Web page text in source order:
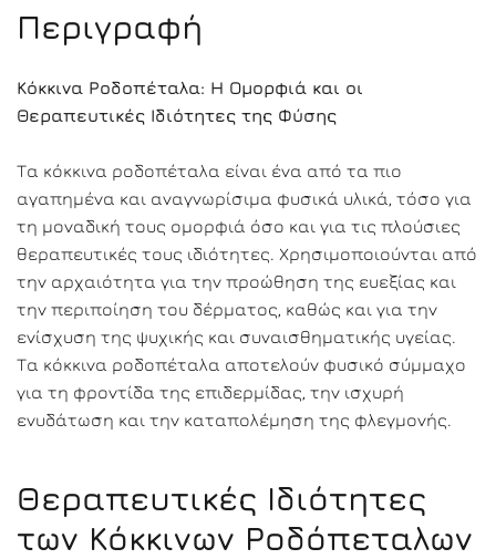
Περιγραφή
Κόκκινα Ροδοπέταλα: Η Ομορφιά και οι
Θεραπευτικές Ιδιότητες της Φύσης
Τα κόκκινα ροδοπέταλα είναι ένα από τα πιο
αγαπημένα και αναγνωρίσιμα φυσικά υλικά, τόσο για
τη μοναδική τους ομορφιά όσο και για τις πλούσιες
θεραπευτικές τους ιδιότητες. Χρησιμοποιούνται από
την αρχαιότητα για την προώθηση της ευεξίας και
την περιποίηση του δέρματος, καθώς και για την
ενίσχυση της ψυχικής και συναισθηματικής υγείας.
Τα κόκκινα ροδοπέταλα αποτελούν φυσικό σύμμαχο
για τη φροντίδα της επιδερμίδας, την ισχυρή
ενυδάτωση και την καταπολέμηση της φλεγμονής.
Θεραπευτικές Ιδιότητες
των Κόκκινων Ροδόπεταλων